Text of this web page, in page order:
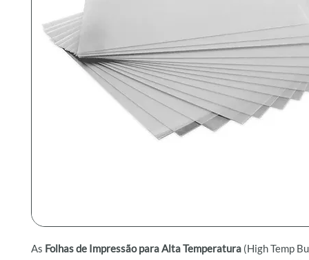
As Folhas de Impressão para Alta Temperatura (High Temp